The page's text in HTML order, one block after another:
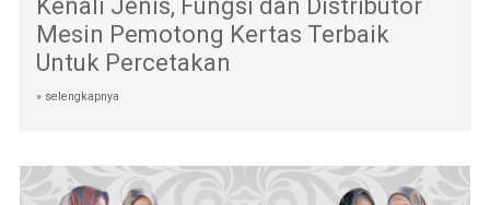
Kenali Jenis, Fungsi dan Distributor
Mesin Pemotong Kertas Terbaik
Untuk Percetakan
» selengkapnya